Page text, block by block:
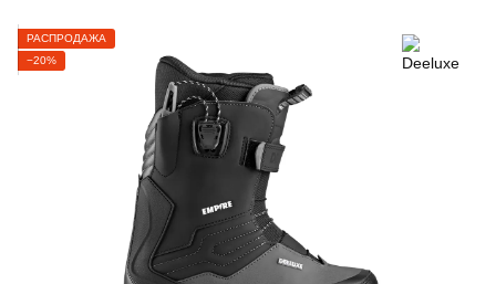
РАСПРОДАЖА
−20%